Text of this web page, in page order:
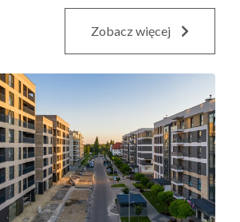
Zobacz więcej